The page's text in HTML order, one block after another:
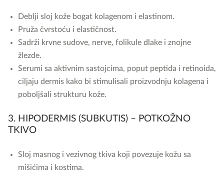
Deblji sloj kože bogat kolagenom i elastinom.
Pruža čvrstoću i elastičnost.
Sadrži krvne sudove, nerve, folikule dlake i znojne
žlezde.
Serumi sa aktivnim sastojcima, poput peptida i retinoida,
ciljaju dermis kako bi stimulisali proizvodnju kolagena i
poboljšali strukturu kože.
3. HIPODERMIS (SUBKUTIS) – POTKOŽNO
TKIVO
Sloj masnog i vezivnog tkiva koji povezuje kožu sa
mišićima i kostima.